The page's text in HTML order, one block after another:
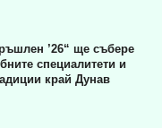
’26“ ще събере
специалитети и
край Дунав